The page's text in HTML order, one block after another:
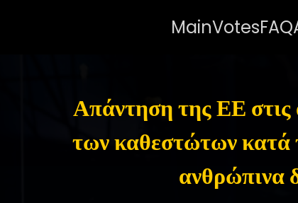
MainVotesFAQ
Απάντηση της ΕΕ στις
των καθεστώτων κατά
ανθρώπινα